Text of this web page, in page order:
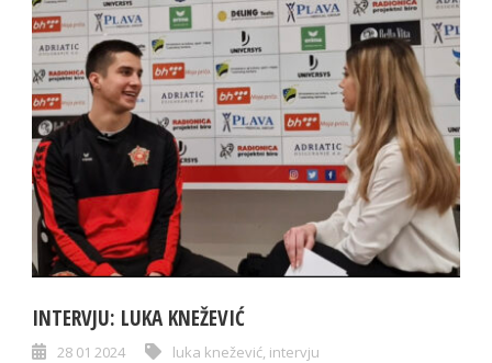
INTERVJU: LUKA KNEŽEVIĆ
28 01 2024 luka knežević intervju